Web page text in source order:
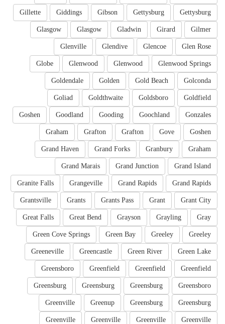
Gettysburg
Gettysburg
Gibson
Giddings
Gillette
Gilmer
Girard
Gladwin
Glasgow
Glasgow
Glen Rose
Glencoe
Glendive
Glenville
Glenwood Springs
Glenwood
Glenwood
Globe
Golconda
Gold Beach
Golden
Goldendale
Goldfield
Goldsboro
Goldthwaite
Goliad
Gonzales
Goochland
Gooding
Goodland
Goshen
Goshen
Gove
Grafton
Grafton
Graham
Graham
Granbury
Grand Forks
Grand Haven
Grand Island
Grand Junction
Grand Marais
Grand Rapids
Grand Rapids
Grangeville
Granite Falls
Grant City
Grant
Grants Pass
Grants
Grantsville
Gray
Grayling
Grayson
Great Bend
Great Falls
Greeley
Greeley
Green Bay
Green Cove Springs
Green Lake
Green River
Greencastle
Greeneville
Greenfield
Greenfield
Greenfield
Greensboro
Greensboro
Greensburg
Greensburg
Greensburg
Greensburg
Greensburg
Greenup
Greenville
Greenville
Greenville
Greenville
Greenville